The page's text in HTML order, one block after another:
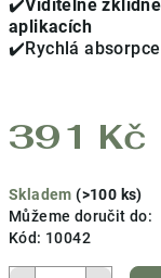
✔️Viditelné
aplikacích
✔️Rychlá
391 Kč
cena:
Skladem(>100 ks)
Můžeme doručit do:
Kód: 10042